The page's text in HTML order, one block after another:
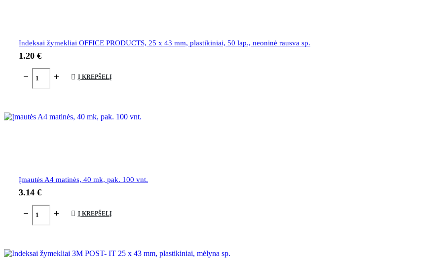
Indeksai žymekliai OFFICE PRODUCTS, 25 x 43 mm, plastikiniai, 50 lap., neoninė rausva sp.
1.20 €
Į KREPŠELĮ
Įmautės A4 matinės, 40 mk, pak. 100 vnt.
3.14 €
Į KREPŠELĮ